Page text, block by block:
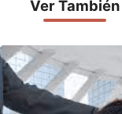
Ver También